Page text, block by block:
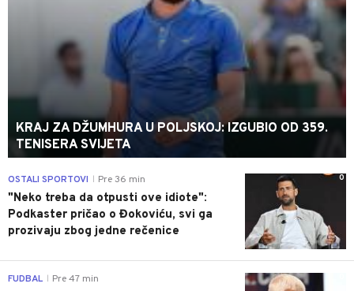
KRAJ ZA DŽUMHURA U POLJSKOJ: IZGUBIO OD 359.
TENISERA SVIJETA
0
OSTALI SPORTOVI Pre 36 min
"Neko treba da otpusti ove idiote":
Podkaster pričao o Đokoviću, svi ga
prozivaju zbog jedne rečenice
FUDBAL Pre 47 min